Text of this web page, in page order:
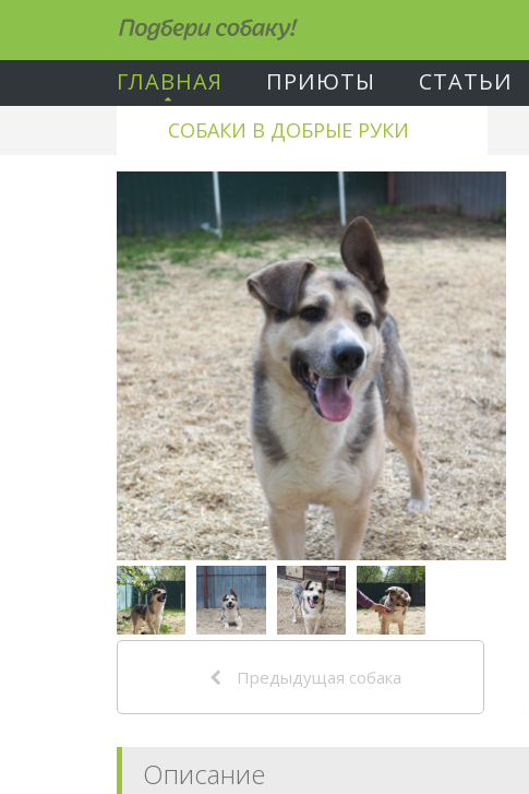
Подбери собаку!
ГЛАВНАЯ ПРИЮТЫ СТАТЬИ
СОБАКИ В ДОБРЫЕ РУКИ
Предыдущая собака
Описание